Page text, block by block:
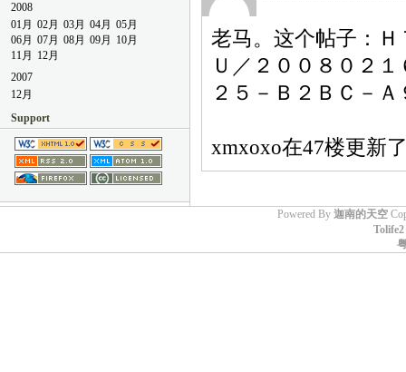
老马。这个帖子：
Ｕ／２００８０２
２５－Ｂ２ＢＣ－
xmxoxo在47楼更新
2008
01月 02月 03月 04月 05月
06月 07月 08月 09月
10月
11月
12月
2007
12月
Support
Powered By 迦南的天空
Tolife2